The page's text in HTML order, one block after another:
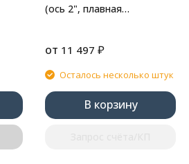
(ось 2", плавная
от 11 497 ₽
Осталось несколько штук
В корзину